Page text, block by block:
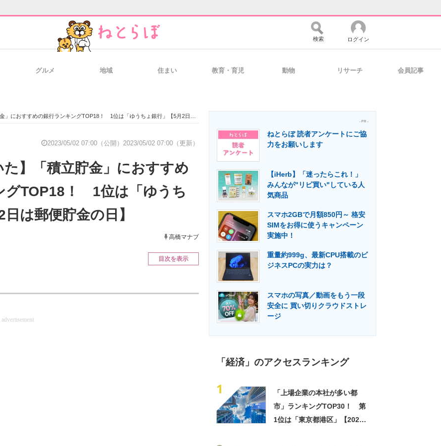
経営リーダーのコミュニティ マーケ×ITの今がよく分かる
製造業のIT導入・活用を支援
エネルギーの専門メディア 建設×テクノロジーの最前線
検索 ログイン
グルメ 地域 住まい 教育・育児 動物 リサーチ 会員記事
おすすめの銀行ランキングTOP18！ 1位は「ゆうちょ銀行」【5月2日は郵便貯金の日】
2023/05/02 07:00（公開） 2023/05/02 07:00（更新）
た】「積立貯金」におすすめ
グTOP18！ 1位は「ゆうち
は郵便貯金の日】
高橋マナブ
目次を表示
advertisement
- PR -
ねとらぼ 読者アンケートにご協
力をお願いします
【iHerb】「迷ったらこれ！」
みんなが"リピ買い"している人
気商品
スマホ2GBで月額850円～ 格安
SIMをお得に使うキャンペーン
実施中！
重量約999g、最新CPU搭載のビ
ジネスPCの実力は？
スマホの写真／動画をもう一段
安全に 買い切りクラウドストレ
ージ
「経済」のアクセスランキング
1
「上場企業の本社が多い都
市」ランキングTOP30！ 第
1位は「東京都港区」【2024